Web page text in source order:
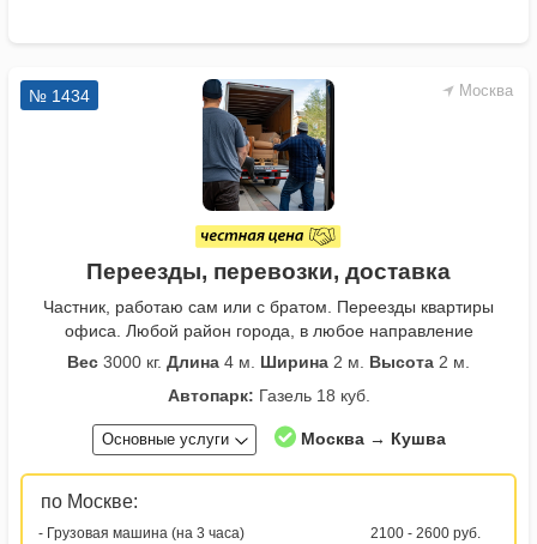
Москва
№ 1434
Переезды, перевозки, доставка
Частник, работаю сам или с братом. Переезды квартиры
офиса. Любой район города, в любое направление
Вес 3000 кг. Длина 4 м. Ширина 2 м. Высота 2 м.
Автопарк: Газель 18 куб.
Основные услуги Москва → Кушва
по Москве:
- Грузовая машина (на 3 часа)
2100 - 2600 руб.